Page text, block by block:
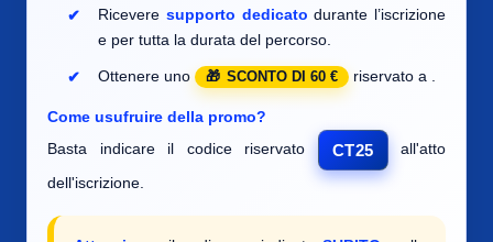
Ricevere supporto dedicato durante l’iscrizione
e per tutta la durata del percorso.
Ottenere uno SCONTO DI 60 € riservato a
Come usufruire della promo?
Basta indicare il codice riservato
CT25
all'atto
dell'iscrizione.